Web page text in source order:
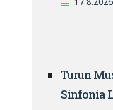
Turun
Sinfonia